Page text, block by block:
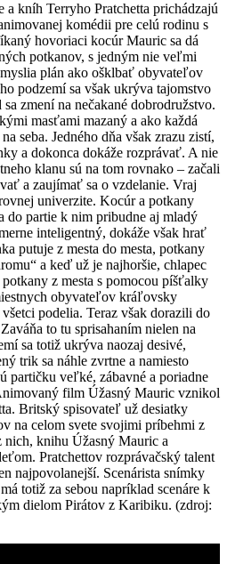
a kníh Terryho Pratchetta prichádzajú
komédii pre celú rodinu s
hovoriaci kocúr Mauric sa dá
potkanov, s jedným nie veľmi
plán ako ošklbať obyvateľov
podzemí sa však ukrýva tajomstvo
zmení na nečakané dobrodružstvo.
masťami mazaný a ako každá
seba. Jedného dňa však zrazu zistí,
a dokonca dokáže rozprávať. A nie
klanu sú na tom rovnako – začali
a zaujímať sa o vzdelanie. Vraj
univerzite. Kocúr a potkany
do partie k nim pribudne aj mladý
inteligentný, dokáže však hrať
putuje z mesta do mesta, potkany
a keď už je najhoršie, chlapec
z mesta s pomocou píšťalky
obyvateľov kráľovsky
podelia. Teraz však dorazili do
to tu sprisahaním nielen na
sa totiž ukrýva naozaj desivé,
trik sa náhle zvrtne a namiesto
partičku veľké, zábavné a poriadne
film Úžasný Mauric vznikol
Britský spisovateľ už desiatky
na celom svete svojimi príbehmi z
nich, knihu Úžasný Mauric a
Pratchettov rozprávačský talent
najpovolanejší. Scenárista snímky
totiž za sebou napríklad scenáre k
dielom Pirátov z Karibiku. (zdroj: